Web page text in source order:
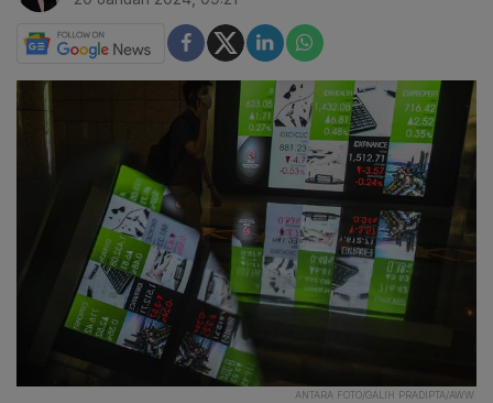
ANTARA FOTO/GALIH PRADIPTA/AWW.